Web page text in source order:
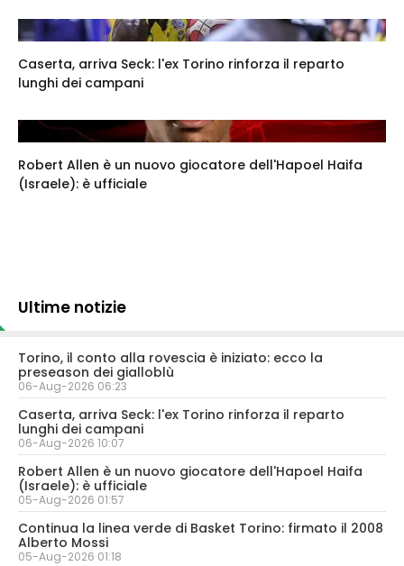
Caserta, arriva Seck: l'ex Torino rinforza il reparto
lunghi dei campani
Robert Allen è un nuovo giocatore dell'Hapoel Haifa
(Israele): è ufficiale
Ultime notizie
Torino, il conto alla rovescia è iniziato: ecco la
preseason dei gialloblù
06-Aug-2026 06:23
Caserta, arriva Seck: l'ex Torino rinforza il reparto
lunghi dei campani
06-Aug-2026 10:07
Robert Allen è un nuovo giocatore dell'Hapoel Haifa
(Israele): è ufficiale
05-Aug-2026 01:57
Continua la linea verde di Basket Torino: firmato il 2008
Alberto Mossi
05-Aug-2026 01:18